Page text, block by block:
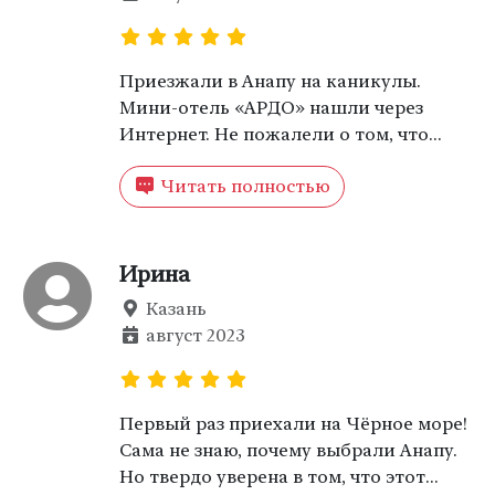
Приезжали в Анапу на каникулы.
Мини-отель «АРДО» нашли через
Интернет. Не пожалели о том, что
выбрали именно его. Потому что все
интересующие нашу компанию
объекты находились в шаговой
достойный!
Читать полностью
Ирина
Казань
август 2023
Первый раз приехали на Чёрное море!
Сама не знаю, почему выбрали Анапу.
Но твердо уверена в том, что этот